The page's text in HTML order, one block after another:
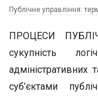
Публічне управління:
ПРОЦЕСИ
сукупність
адміністративних
суб’єктами